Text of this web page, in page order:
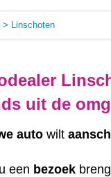
> Linschoten
uit de
auto wilt
een bezoek